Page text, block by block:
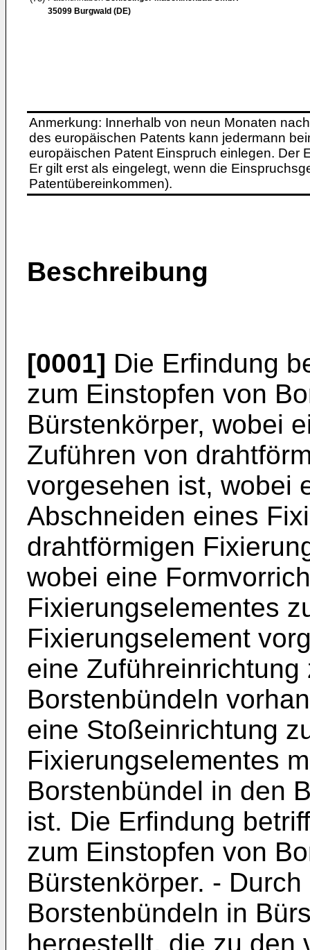
35099 Burgwald (DE)
Anmerkung: Innerhalb von neun Monaten
des europäischen Patents kann jedermann
europäischen Patent Einspruch einlegen. Der
Er gilt erst als eingelegt, wenn die
Patentübereinkommen).
Beschreibung
[0001] Die Erfindung
zum Einstopfen von
Bürstenkörper, wobei
Zuführen von
vorgesehen ist, wobei
Abschneiden eines
drahtförmigen
wobei eine
Fixierungselementes
Fixierungselement
eine
Borstenbündeln
eine Stoßeinrichtung
Fixierungselementes
Borstenbündel in den
ist. Die Erfindung
zum Einstopfen von
Bürstenkörper. -
Borstenbündeln in
hergestellt, die zu den